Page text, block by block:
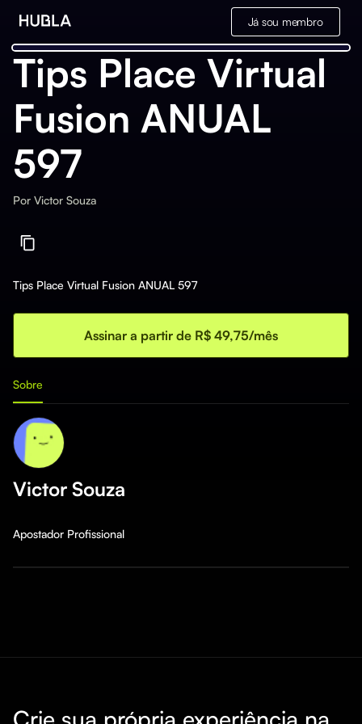
Já sou membro
Tips Place Virtual
Fusion ANUAL
597
Por Victor Souza
Tips Place Virtual Fusion ANUAL 597
Assinar a partir de R$ 49,75/mês
Sobre
Victor Souza
Apostador Profissional